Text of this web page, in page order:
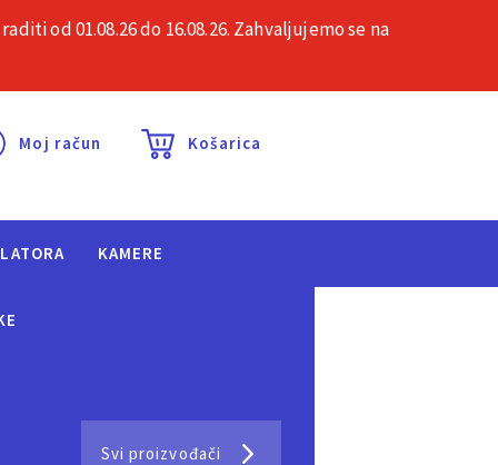
pitanja Kontakt
Moj račun Košarica
KAMERE
Svi proizvođači
od 01.08.26 do 16.08.26. Zahvaljujemo se na